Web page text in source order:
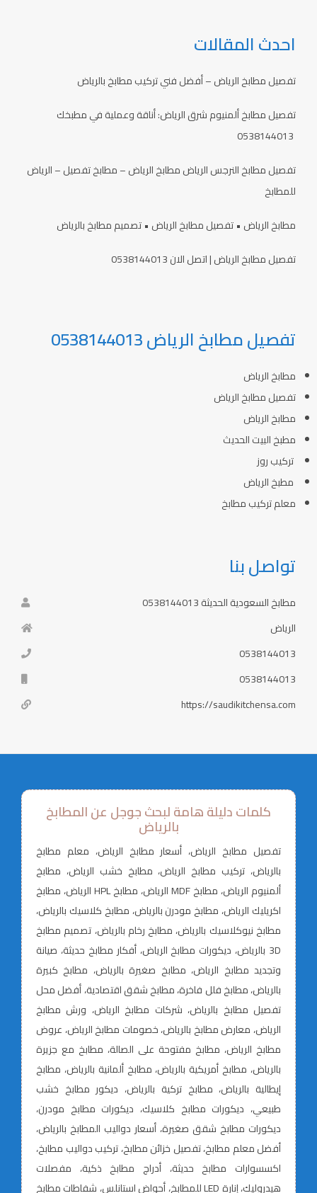
احدث المقالات
تفصيل مطابخ الرياض – أفضل فني تركيب مطابخ بالرياض
تفصيل مطابخ ألمنيوم شرق الرياض: أناقة وعملية في مطبخك
تفصيل مطابخ النرجس الرياض مطابخ الرياض – مطابخ تفصيل – الرياض
للمطابخ
مطابخ الرياض • تفصيل مطابخ الرياض • تصميم مطابخ بالرياض
تفصيل مطابخ الرياض | اتصل الان 0538144013
تفصيل مطابخ الرياض 0538144013
مطابخ الرياض
تفصيل مطابخ الرياض
مطابخ الرياض
مطبخ البيت الحديث
تركيب روز
مطبخ الرياض
معلم تركيب مطابخ
تواصل بنا
مطابخ السعودية الحديثة 0538144013
الرياض
0538144013
0538144013
https://saudikitchensa.com
كلمات دليلة هامة لبحث جوجل عن المطابخ
بالرياض
تفصيل مطابخ الرياض، أسعار مطابخ الرياض، معلم مطابخ
بالرياض، تركيب مطابخ الرياض، مطابخ خشب الرياض، مطابخ
ألمنيوم الرياض، مطابخ MDF الرياض، مطابخ HPL الرياض، مطابخ
اكريليك الرياض، مطابخ مودرن بالرياض، مطابخ كلاسيك بالرياض،
مطابخ نيوكلاسيك بالرياض، مطابخ رخام بالرياض، تصميم مطابخ
3D بالرياض، ديكورات مطابخ الرياض، أفكار مطابخ حديثة، صيانة
وتجديد مطابخ الرياض، مطابخ صغيرة بالرياض، مطابخ كبيرة
بالرياض، مطابخ فلل فاخرة، مطابخ شقق اقتصادية، أفضل محل
تفصيل مطابخ بالرياض، شركات مطابخ الرياض، ورش مطابخ
الرياض، معارض مطابخ بالرياض، خصومات مطابخ الرياض، عروض
مطابخ الرياض، مطابخ مفتوحة على الصالة، مطابخ مع جزيرة
بالرياض، مطابخ أمريكية بالرياض، مطابخ ألمانية بالرياض، مطابخ
إيطالية بالرياض، مطابخ تركية بالرياض، ديكور مطابخ خشب
طبيعي، ديكورات مطابخ كلاسيك، ديكورات مطابخ مودرن،
ديكورات مطابخ شقق صغيرة، أسعار دواليب المطابخ بالرياض،
أفضل معلم مطابخ، تفصيل خزائن مطابخ، تركيب دواليب مطابخ،
اكسسوارات مطابخ حديثة، أدراج مطابخ ذكية، مفصلات
هيدروليك، إنارة LED للمطابخ، أحواض استانلس، شفاطات مطابخ